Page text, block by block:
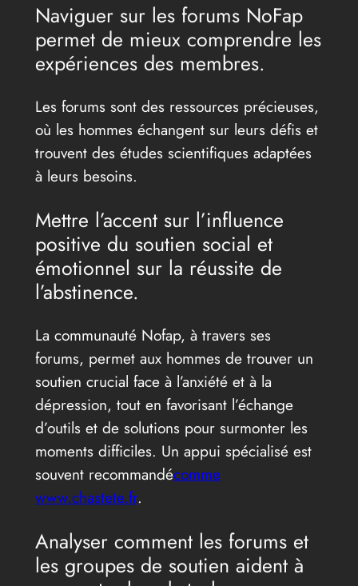
Naviguer sur les forums NoFap
permet de mieux comprendre les
expériences des membres.
Les forums sont des ressources précieuses,
où les hommes échangent sur leurs défis et
trouvent des études scientifiques adaptées
à leurs besoins.
Mettre l’accent sur l’influence
positive du soutien social et
émotionnel sur la réussite de
l’abstinence.
La communauté Nofap, à travers ses
forums, permet aux hommes de trouver un
soutien crucial face à l’anxiété et à la
dépression, tout en favorisant l’échange
d’outils et de solutions pour surmonter les
moments difficiles. Un appui spécialisé est
souvent recommandécomme
www.chastete.fr.
Analyser comment les forums et
les groupes de soutien aident à